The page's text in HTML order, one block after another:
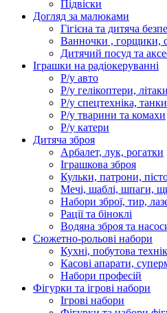
Підвіски
Догляд за малюками
Гігієна та дитяча
Ванночки , горщики,
Дитячий посуд та
Іграшки на радіокеруванні
Р/у авто
Р/у гелікоптери,
Р/у спецтехніка, танки
Р/у тварини та комахи
Р/у катери
Дитяча зброя
Арбалет, лук, рогатки
Іграшкова зброя
Кульки, патрони,
Мечі, шаблі, шпаги,
Набори зброї, тир,
Рації та біноклі
Водяна зброя та
Сюжетно-рольові набори
Кухні, побутова
Касові апарати,
Набори професій
Фігурки та ігрові набори
Ігрові набори